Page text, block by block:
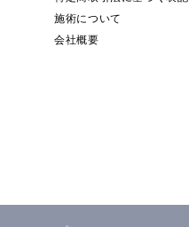
施術について
会社概要